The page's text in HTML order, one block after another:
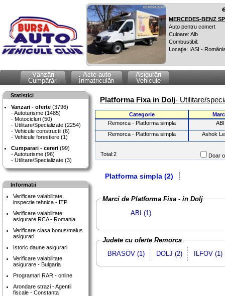
MERCEDES-BENZ
Auto pentru comert
Culoare: Alb
Combustibil:
Locaţie: IASI -
Vânzări
Cumpărări
Acte auto
Înmatriculări
Asigurări
Vehicule
Statistici
Vanzari - oferte (3796)
Autoturisme (1485)
Motocicluri (50)
Utilitare/Specializate (2254)
Vehicule constructii (6)
Vehicule forestiere (1)
Cumparari - cereri (99)
Autoturisme (96)
Utilitare/Specializate (3)
Informatii
Verificare valabilitate
inspectie tehnica - ITP
Verificare valabilitate
asigurare RCA - Romania
Verificare clasa bonus/malus
asigurari
Istoric daune asigurari
Verificare valabilitate
asigurare - Bulgaria
Programari RAR - online
Arondare strazi - Agentii
fiscale - Constanta
Platforma Fixa in Dolj- Utilitare/
Categorie
Remorca - Platforma simpla
ABI
Remorca - Platforma simpla
Ashok
Total:2 Doar
Platforma simpla (2)
Marci de Platforma Fixa - in Dolj
ABI (1)
Judete cu oferte Remorca
BRASOV (1)
DOLJ (2) ILFOV (1)